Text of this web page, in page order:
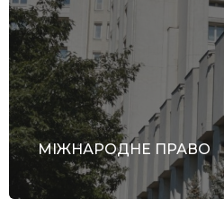
МІЖНАРОДНЕ ПРАВО